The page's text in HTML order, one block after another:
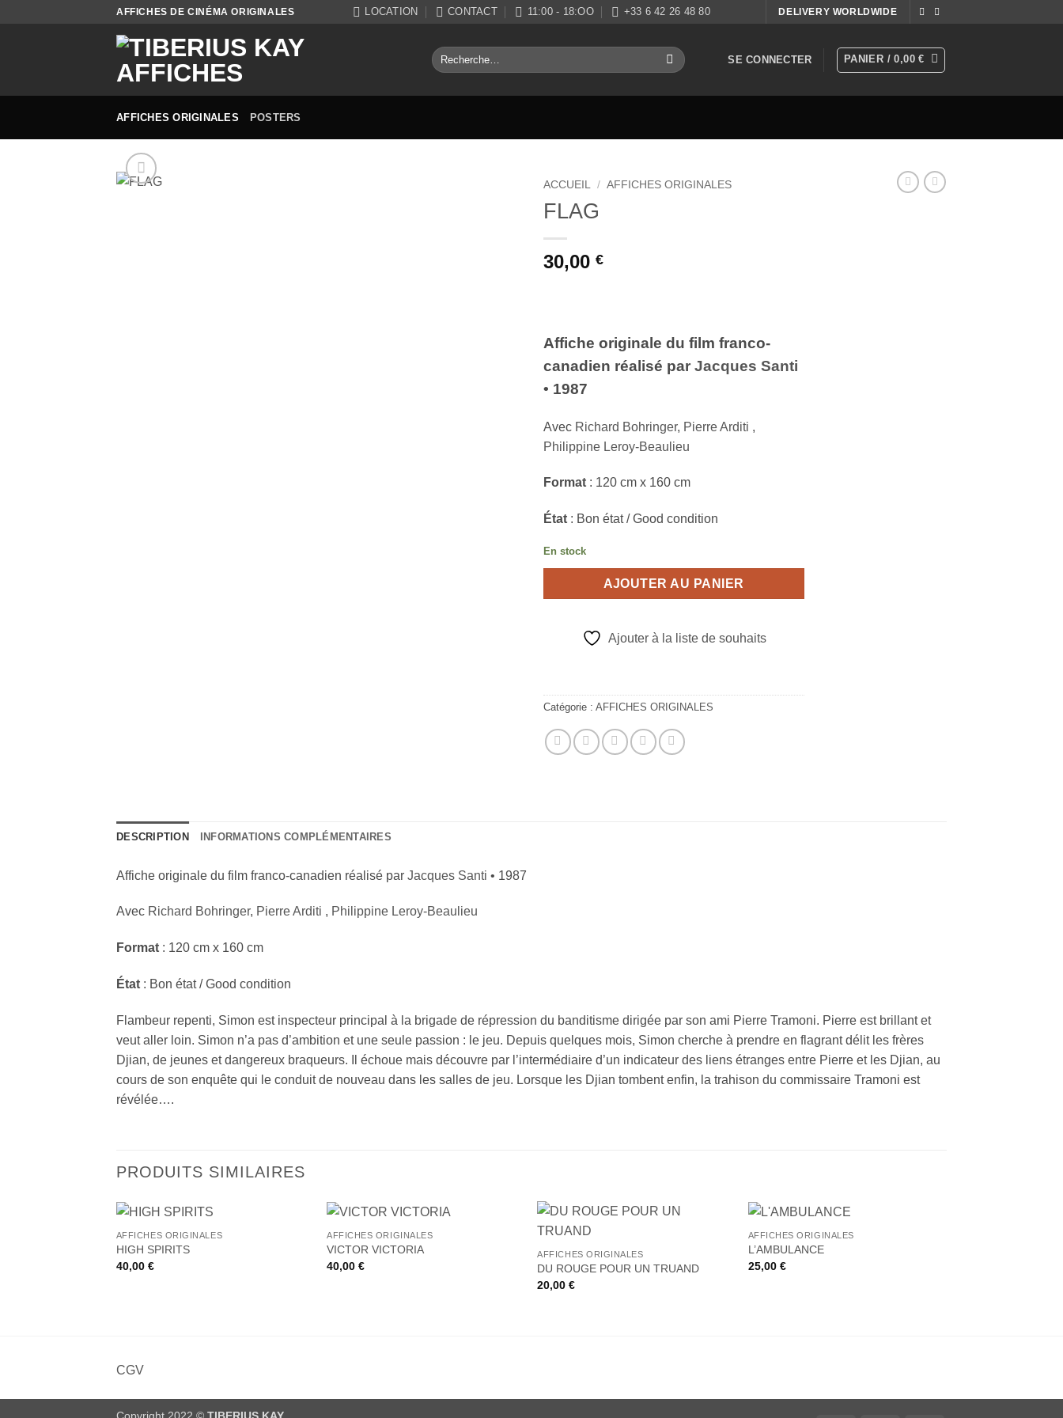
AFFICHES DE CINÉMA ORIGINALES LOCATION CONTACT 11:00 - 18:OO +33 6 42 26 48 80 DELIVERY WORLDWIDE
Recherche
pour :
SE CONNECTER PANIER /0,00€
AFFICHES ORIGINALES POSTERS
ACCUEIL / AFFICHES ORIGINALES
FLAG
30,00 €
Affiche originale du film franco-
canadien réalisé par Jacques Santi
• 1987
Avec Richard Bohringer, Pierre Arditi ,
Philippine Leroy-Beaulieu
Format : 120 cm x 160 cm
État : Bon état / Good condition
En stock
AJOUTER AU PANIER
Ajouter à la liste de souhaits
Catégorie : AFFICHES ORIGINALES
DESCRIPTION INFORMATIONS COMPLÉMENTAIRES
Affiche originale du film franco-canadien réalisé par Jacques Santi • 1987
Avec Richard Bohringer, Pierre Arditi , Philippine Leroy-Beaulieu
Format : 120 cm x 160 cm
État : Bon état / Good condition
Flambeur repenti, Simon est inspecteur principal à la brigade de répression du banditisme dirigée par son ami Pierre Tramoni. Pierre est brillant et
veut aller loin. Simon n’a pas d’ambition et une seule passion : le jeu. Depuis quelques mois, Simon cherche à prendre en flagrant délit les frères
Djian, de jeunes et dangereux braqueurs. Il échoue mais découvre par l’intermédiaire d’un indicateur des liens étranges entre Pierre et les Djian, au
cours de son enquête qui le conduit de nouveau dans les salles de jeu. Lorsque les Djian tombent enfin, la trahison du commissaire Tramoni est
révélée….
PRODUITS SIMILAIRES
+
AFFICHES ORIGINALES
HIGH SPIRITS
40,00 €
+
AFFICHES ORIGINALES
VICTOR VICTORIA
40,00€
de
+
AFFICHES ORIGINALES
DU ROUGE POUR UN TRUAND
20,00€
+
AFFICHES ORIGINALES
L’AMBULANCE
25,00 €
CGV
Copyright 2022 © TIBERIUS KAY